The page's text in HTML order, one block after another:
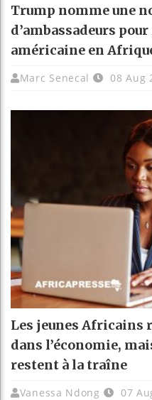
Trump nomme une
d’ambassadeurs
américaine en
Marc Senecal 08 Aug
Les jeunes Africains
dans l’économie,
restent à la traîne
Vanessa Ndong 07